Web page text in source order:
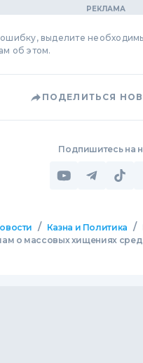
выделите
об этом.
ПОДЕЛИТЬСЯ
Подпишитесь на
/ Казна и Политика /
о массовых хищениях